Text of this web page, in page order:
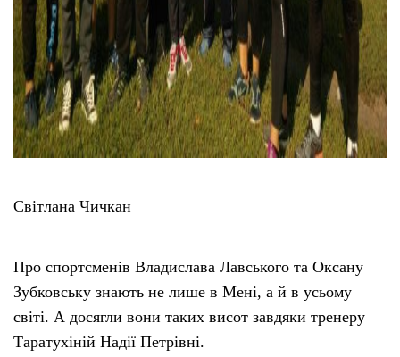
Світлана Чичкан
Про спортсменів Владислава Лавського та Оксану
Зубковську знають не лише в Мені, а й в усьому
світі. А досягли вони таких висот завдяки тренеру
Таратухіній Надії Петрівні.